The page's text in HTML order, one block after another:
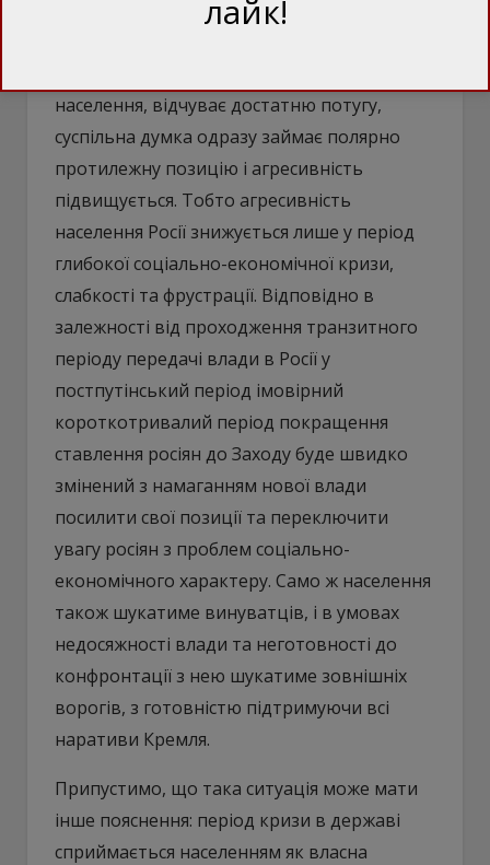
покращення ставлення до США
населення, відчуває достатню потугу,
суспільна думка одразу займає полярно
протилежну позицію і агресивність
підвищується. Тобто агресивність
населення Росії знижується лише у період
глибокої соціально-економічної кризи,
слабкості та фрустрації. Відповідно в
залежності від проходження транзитного
періоду передачі влади в Росії у
постпутінський період імовірний
короткотривалий період покращення
ставлення росіян до Заходу буде швидко
змінений з намаганням нової влади
посилити свої позиції та переключити
увагу росіян з проблем соціально-
економічного характеру. Само ж населення
також шукатиме винуватців, і в умовах
недосяжності влади та неготовності до
конфронтації з нею шукатиме зовнішніх
ворогів, з готовністю підтримуючи всі
наративи Кремля.
Припустимо, що така ситуація може мати
інше пояснення: період кризи в державі
сприймається населенням як власна
лайк!